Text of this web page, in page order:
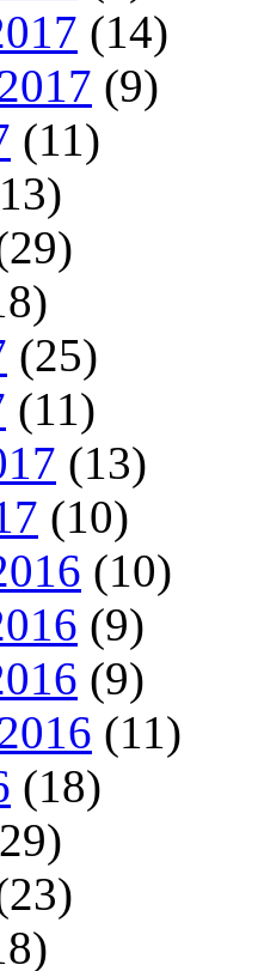
(14)
(9)
(11)
(25)
(11)
(13)
(10)
(10)
(9)
(9)
(11)
(18)